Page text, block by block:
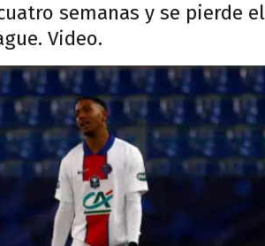
semanas y se pierde el
Video.